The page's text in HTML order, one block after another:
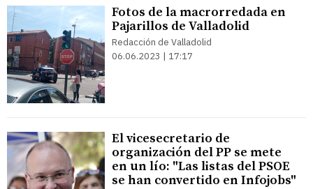
Fotos de la macrorredada en
Pajarillos de Valladolid
Redacción de Valladolid
06.06.2023 | 17:17
El vicesecretario de
organización del PP se mete
en un lío: "Las listas del PSOE
se han convertido en Infojobs"